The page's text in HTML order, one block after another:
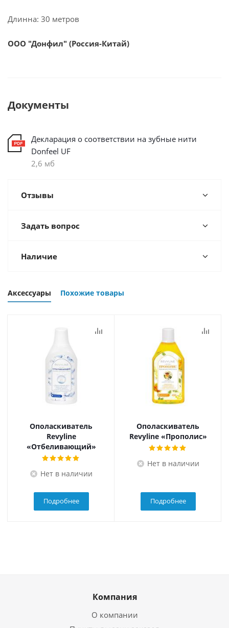
Длинна: 30 метров
ООО "Донфил" (Россия-Китай)
Документы
Декларация о соответствии на зубные нити
Donfeel UF
2,6 мб
Отзывы
Задать вопрос
Наличие
Аксессуары Похожие товары
Ополаскиватель
Revyline
«Отбеливающий»
Нет в наличии
Подробнее
Ополаскиватель
Revyline «Прополис»
Нет в наличии
Подробнее
Компания
О компании